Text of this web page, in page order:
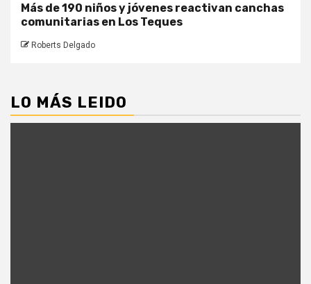
Más de 190 niños y jóvenes reactivan canchas
comunitarias en Los Teques
Roberts Delgado
LO MÁS LEIDO